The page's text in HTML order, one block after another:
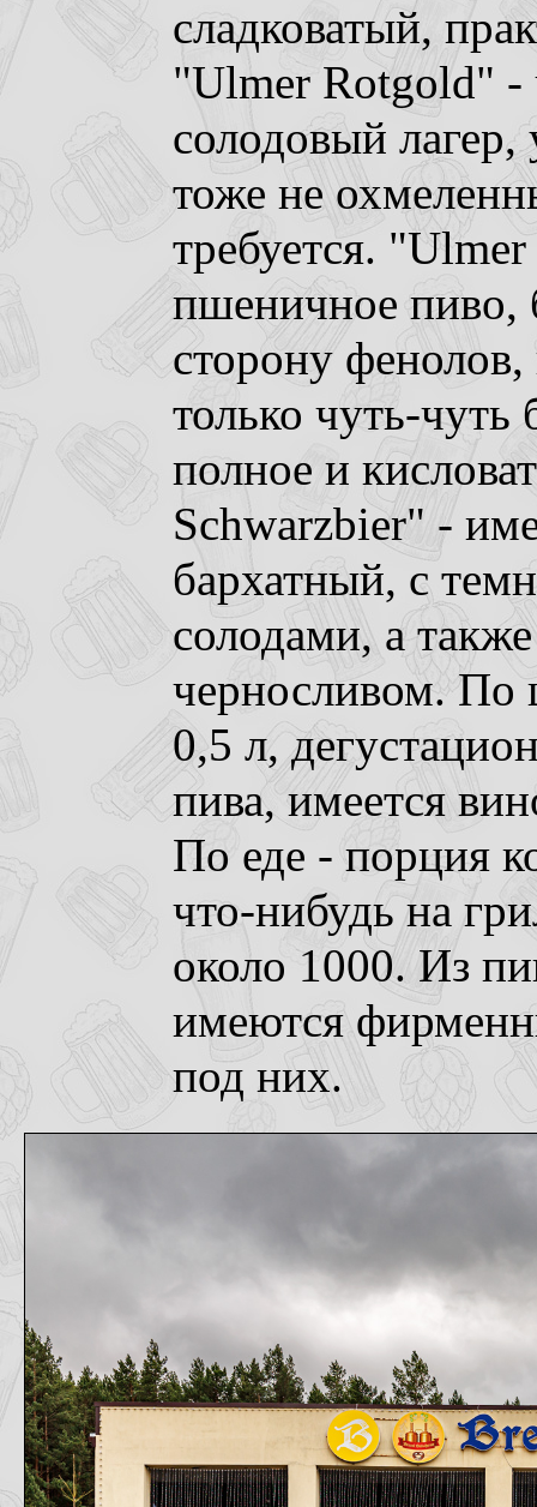
сладковатый,
"Ulmer Rotgold" -
солодовый
тоже не
требуется.
пшеничное пиво,
сторону фенолов,
только чуть-чуть
полное и
Schwarzbier" -
бархатный, с
солодами, а
черносливом. По
0,5 л,
пива, имеется
По еде - порция
что-нибудь на
около 1000. Из
имеются
под них.